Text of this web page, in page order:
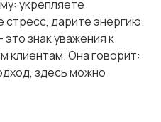
укрепляете
стресс, дарите энергию.
знак уважения к
клиентам. Она говорит:
здесь можно